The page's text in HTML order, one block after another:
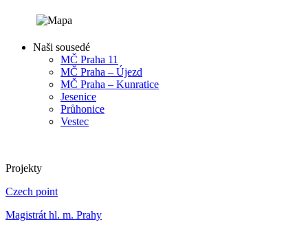
Naši sousedé
MČ Praha 11
MČ Praha – Újezd
MČ Praha – Kunratice
Jesenice
Průhonice
Vestec
Projekty
Czech point
Magistrát hl. m. Prahy